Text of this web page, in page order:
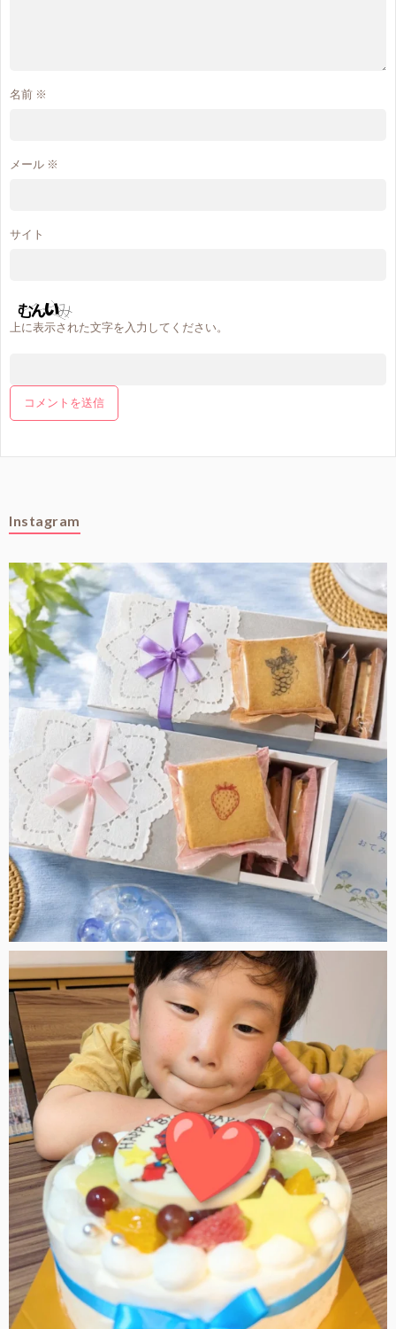
名前 ※
メール ※
サイト
上に表示された文字を入力してください。
Instagram